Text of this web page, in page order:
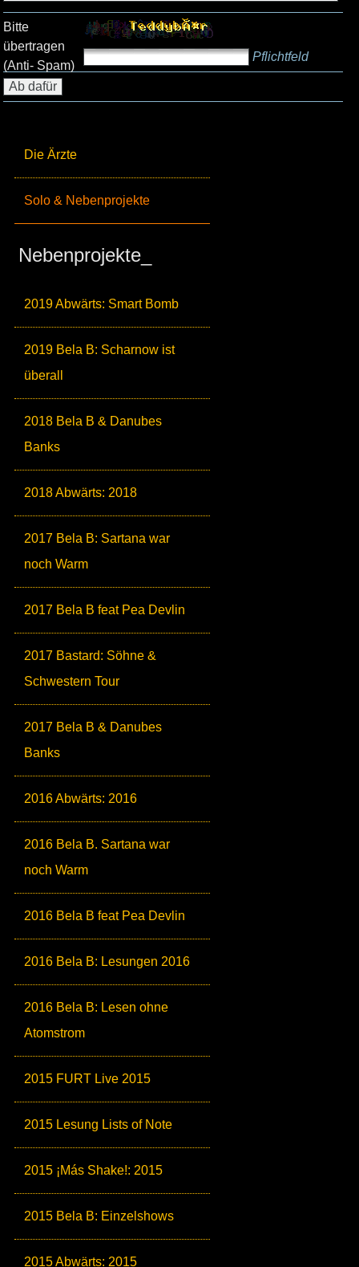
Die Ärzte
Solo & Nebenprojekte
Nebenprojekte_
2019 Abwärts: Smart Bomb
2019 Bela B: Scharnow ist
überall
2018 Bela B & Danubes
Banks
2018 Abwärts: 2018
2017 Bela B: Sartana war
noch Warm
2017 Bela B feat Pea Devlin
2017 Bastard: Söhne &
Schwestern Tour
2017 Bela B & Danubes
Banks
2016 Abwärts: 2016
2016 Bela B. Sartana war
noch Warm
2016 Bela B feat Pea Devlin
2016 Bela B: Lesungen 2016
2016 Bela B: Lesen ohne
Atomstrom
2015 FURT Live 2015
2015 Lesung Lists of Note
2015 ¡Más Shake!: 2015
2015 Bela B: Einzelshows
2015 Abwärts: 2015
Bitte
übertragen
(Anti- Spam)
Pflichtfeld